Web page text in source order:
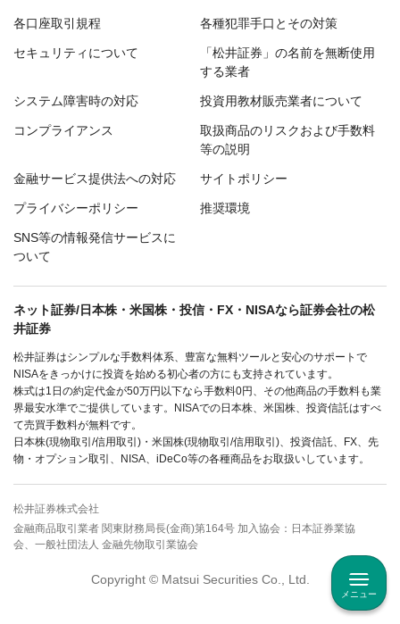
メニュー
各口座取引規程 各種犯罪手口とその対策
セキュリティについて
「松井証券」の名前を無断使用
する業者
システム障害時の対応 投資用教材販売業者について
コンプライアンス
取扱商品のリスクおよび手数料
等の説明
金融サービス提供法への対応 サイトポリシー
プライバシーポリシー 推奨環境
SNS等の情報発信サービスに
ついて
ネット証券/日本株・米国株・投信・FX・NISAなら証券会社の松
井証券
松井証券はシンプルな手数料体系、豊富な無料ツールと安心のサポートで
NISAをきっかけに投資を始める初心者の方にも支持されています。
株式は1日の約定代金が50万円以下なら手数料0円、その他商品の手数料も業
界最安水準でご提供しています。NISAでの日本株、米国株、投資信託はすべ
て売買手数料が無料です。
日本株(現物取引/信用取引)・米国株(現物取引/信用取引)、投資信託、FX、先
物・オプション取引、NISA、iDeCo等の各種商品をお取扱いしています。
松井証券株式会社
金融商品取引業者 関東財務局長(金商)第164号 加入協会：日本証券業協
会、一般社団法人 金融先物取引業協会
Copyright © Matsui Securities Co., Ltd.